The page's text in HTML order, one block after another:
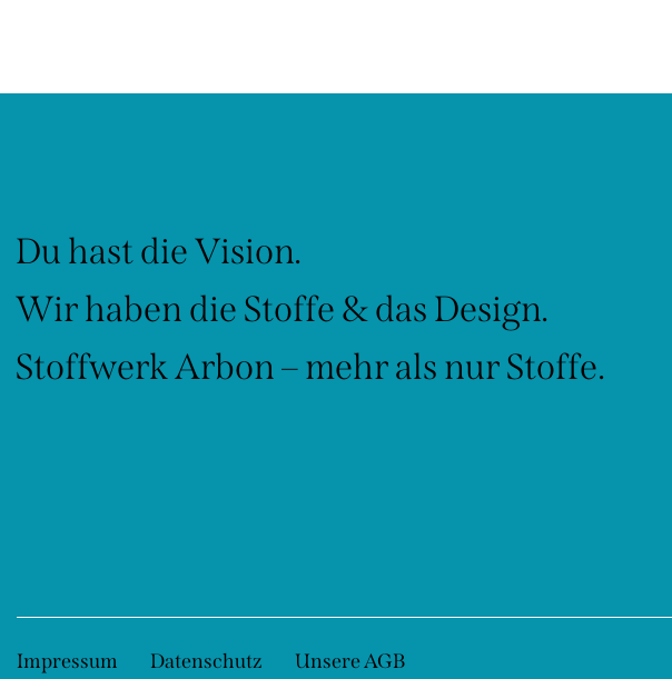
Du hast die Vision.
Wir haben die Stoffe & das Design.
Stoffwerk Arbon – mehr als nur Stoffe.
Impressum Datenschutz Unsere AGB